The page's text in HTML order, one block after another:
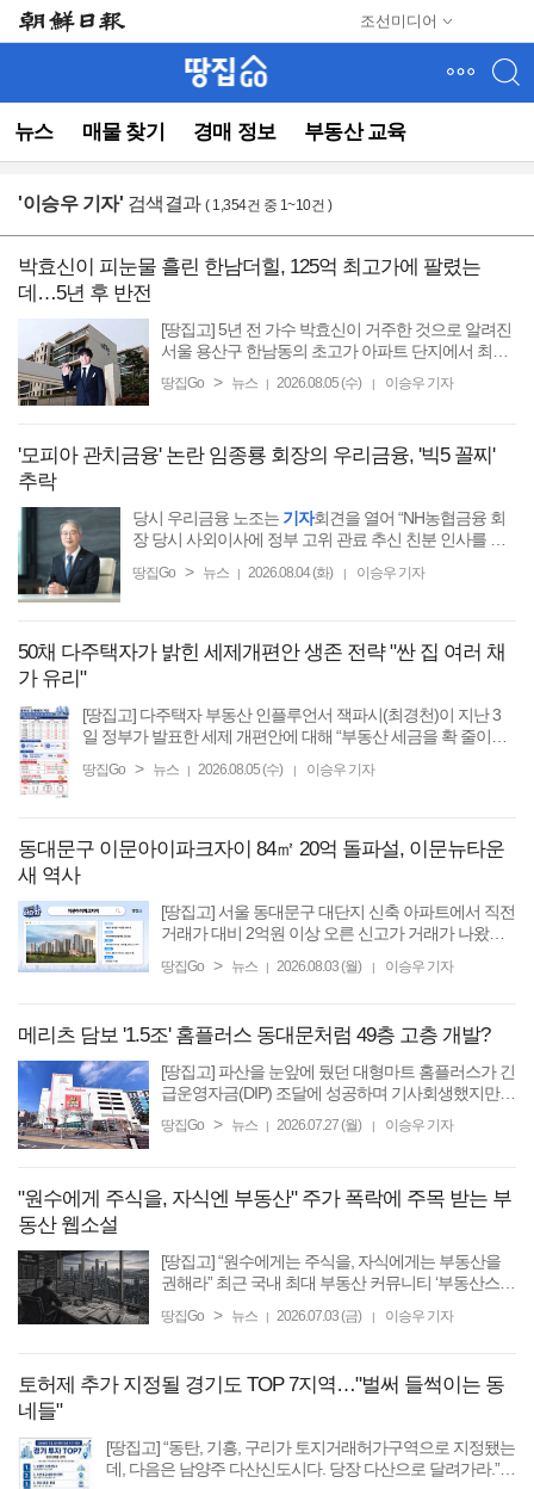
조선미디어
뉴스 매물 찾기 경매 정보 부동산 교육
뉴
(컨
영
동)
'이승우 기자' 검색결과 ( 1,354건 중 1~10건 )
박효신이 피눈물 흘린 한남더힐, 125억 최고가에 팔렸는
데…5년 후 반전
[땅집고] 5년 전 가수 박효신이 거주한 것으로 알려진
서울 용산구 한남동의 초고가 아파트 단지에서 최근
했던 가구와 같은 테라스 타입의 현재 호가는 220억
땅집Go > 뉴스 2026.08.05 (수) 이승우 기자
'모피아 관치금융' 논란 임종룡 회장의 우리금융, '빅5 꼴찌'
추락
당시 우리금융 노조는 기자회견을 열어 “NH농협금융 회
장 당시 사외이사에 정부 고위 관료 추신 친분 인사를 임
으로 라임펀드 등
땅집Go > 뉴스 | 2026.08.04 (화) | 이승우 기자
50채 다주택자가 밝힌 세제개편안 생존 전략 "싼 집 여러 채
가 유리"
[땅집고] 다주택자 부동산 인플루언서 잭파시(최경천)이 지난 3
일 정부가 발표한 세제 개편안에 대해 “부동산 세금을 확 줄이고
‘합리화’ 등의 단어로 ...
땅집Go > 뉴스 | 2026.08.05 (수) | 이승우 기자
동대문구 이문아이파크자이 84㎡ 20억 돌파설, 이문뉴타운
새 역사
[땅집고] 서울 동대문구 대단지 신축 아파트에서 직전
거래가 대비 2억원 이상 오른 신고가 거래가 나왔다.
서 향후 거래 가격이 더 치솟을 전망이다. 부동산 프
땅집Go > 뉴스 | 2026.08.03 (월) | 이승우 기자
메리츠 담보 '1.5조' 홈플러스 동대문처럼 49층 고층 개발?
[땅집고] 파산을 눈앞에 뒀던 대형마트 홈플러스가 긴
급운영자금(DIP) 조달에 성공하며 기사회생했지만
이 담보로 쥐고 있는 점포들 중 일부가 정리 과정에서
땅집Go > 뉴스 | 2026.07.27 (월) | 이승우 기자
"원수에게 주식을, 자식엔 부동산" 주가 폭락에 주목 받는 부
동산 웹소설
[땅집고] “원수에게는 주식을, 자식에게는 부동산을
권해라” 최근 국내 최대 부동산 커뮤니티 ‘부동산스터
글이 화제를 모으고 있다. “원수에게는 주식을, ...
땅집Go > 뉴스 | 2026.07.03 (금) | 이승우 기자
토허제 추가 지정될 경기도 TOP 7지역…"벌써 들썩이는 동
네들"
[땅집고] “동탄, 기흥, 구리가 토지거래허가구역으로 지정됐는
데, 다음은 남양주 다산신도시다. 당장 다산으로 달려가라.”